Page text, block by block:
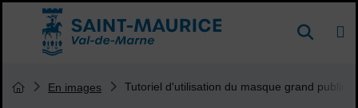
Menu de raccourcis
Accueil ville de Saint-Maurice DE
Vous êtes ici :
Page d'accueil du site
En images Tutoriel d'utilisation du masque grand public